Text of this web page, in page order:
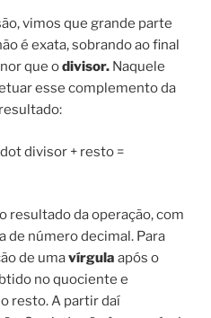
vimos que grande parte
é exata, sobrando ao final
que odivisor. Naquele
esse complemento da
divisor + resto =
resultado da operação, com
de número decimal. Para
de umavírgula após o
no quociente e
resto. A partir daí